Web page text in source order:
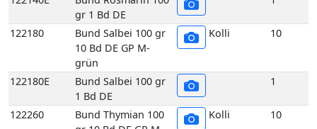
122180E
Bund Salbei 100 gr
1 Bd DE
1
122260
Bund Thymian 100
gr 10 Bd DE GP M-
grün
Kolli 10
122260E
Bund Thymian 100
gr 1 Bd DE
1
117070
Echte Frankfurter
Kolli 10